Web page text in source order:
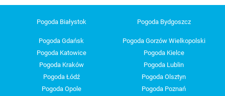
Pogoda Białystok Pogoda Bydgoszcz
Pogoda Gdańsk
Pogoda Gorzów Wielkopolski
Pogoda Katowice
Pogoda Kielce
Pogoda Kraków
Pogoda Lublin
Pogoda Łódź
Pogoda Olsztyn
Pogoda Opole
Pogoda Poznań